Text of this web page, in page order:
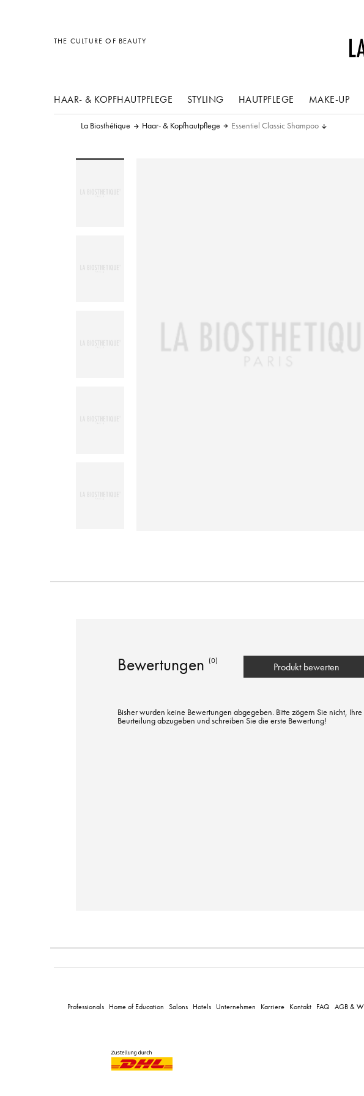
THE CULTURE OF BEAUTY
HAAR- & KOPFHAUTPFLEGE STYLING
Sonstiges
HAUTPFLEGE MAKE-UP
La Biosthétique Haar- & Kopfhautpflege Essentiel Classic Shampoo
Bewertungen (0)
Produkt bewerten
Bisher wurden keine Bewertungen abgegeben. Bitte zögern Sie nicht, Ihre
Beurteilung abzugeben und schreiben Sie die erste Bewertung!
Professionals Home of Education Salons Hotels Unternehmen Karriere Kontakt FAQ AGB &